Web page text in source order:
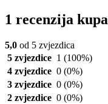
1 recenzija
5,0 od 5 zvjezdica
5 zvjezdice 1 (100%)
4 zvjezdice 0 (0%)
3 zvjezdice 0 (0%)
2 zvjezdice 0 (0%)